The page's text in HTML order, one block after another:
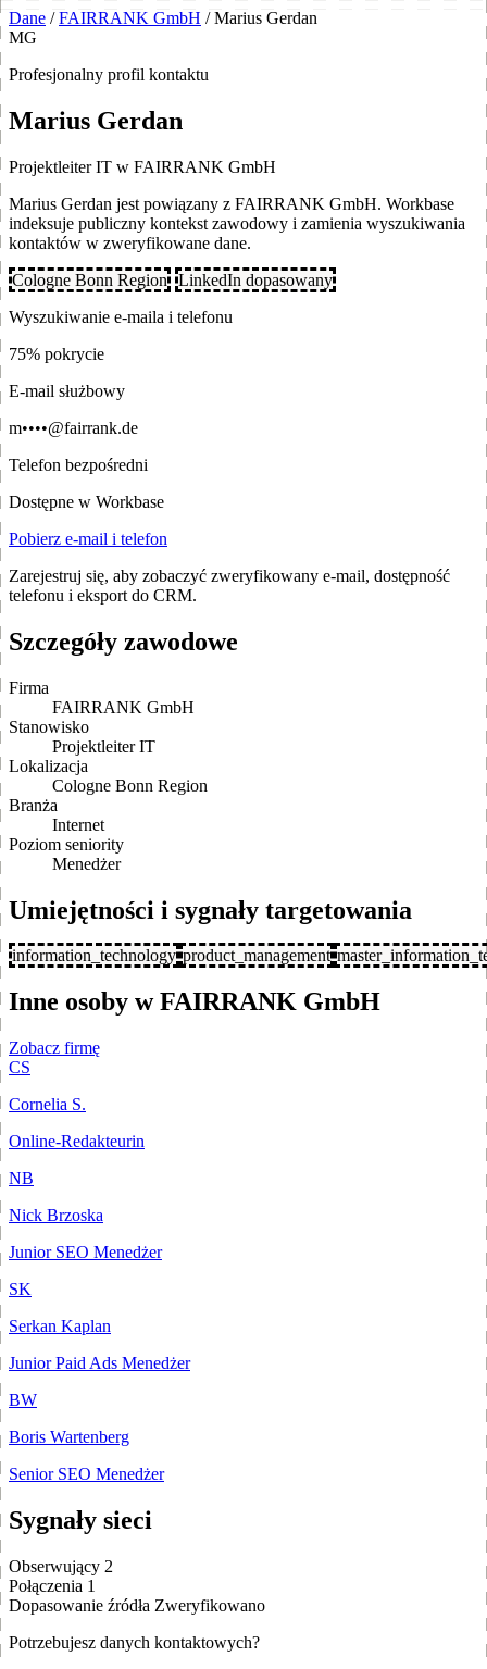
Dane / FAIRRANK GmbH / Marius Gerdan
MG
Profesjonalny profil kontaktu
Marius Gerdan
Projektleiter IT w FAIRRANK GmbH
Marius Gerdan jest powiązany z FAIRRANK GmbH. Workbase
indeksuje publiczny kontekst zawodowy i zamienia wyszukiwania
kontaktów w zweryfikowane dane.
Cologne Bonn Region
LinkedIn dopasowany
Wyszukiwanie e-maila i telefonu
75% pokrycie
E-mail służbowy
m••••@fairrank.de
Telefon bezpośredni
Dostępne w Workbase
Pobierz e-mail i telefon
Zarejestruj się, aby zobaczyć zweryfikowany e-mail, dostępność
telefonu i eksport do CRM.
Szczegóły zawodowe
Firma
FAIRRANK GmbH
Stanowisko
Projektleiter IT
Lokalizacja
Cologne Bonn Region
Branża
Internet
Poziom seniority
Menedżer
Umiejętności i sygnały targetowania
information_technology product_management
Inne osoby w FAIRRANK GmbH
Zobacz firmę
CS
Cornelia S.
Online-Redakteurin
NB
Nick Brzoska
Junior SEO Menedżer
SK
Serkan Kaplan
Junior Paid Ads Menedżer
BW
Boris Wartenberg
Senior SEO Menedżer
Sygnały sieci
Obserwujący 2
Połączenia 1
Dopasowanie źródła Zweryfikowano
Potrzebujesz danych kontaktowych?